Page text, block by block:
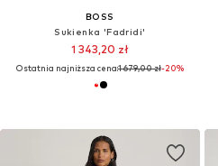
BOSS
Sukienka 'Fadridi'
1 343,20 zł
Ostatnia najniższa cena:1 679,00 zł-20%